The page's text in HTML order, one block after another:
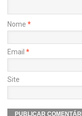
Nome *
Email *
Site